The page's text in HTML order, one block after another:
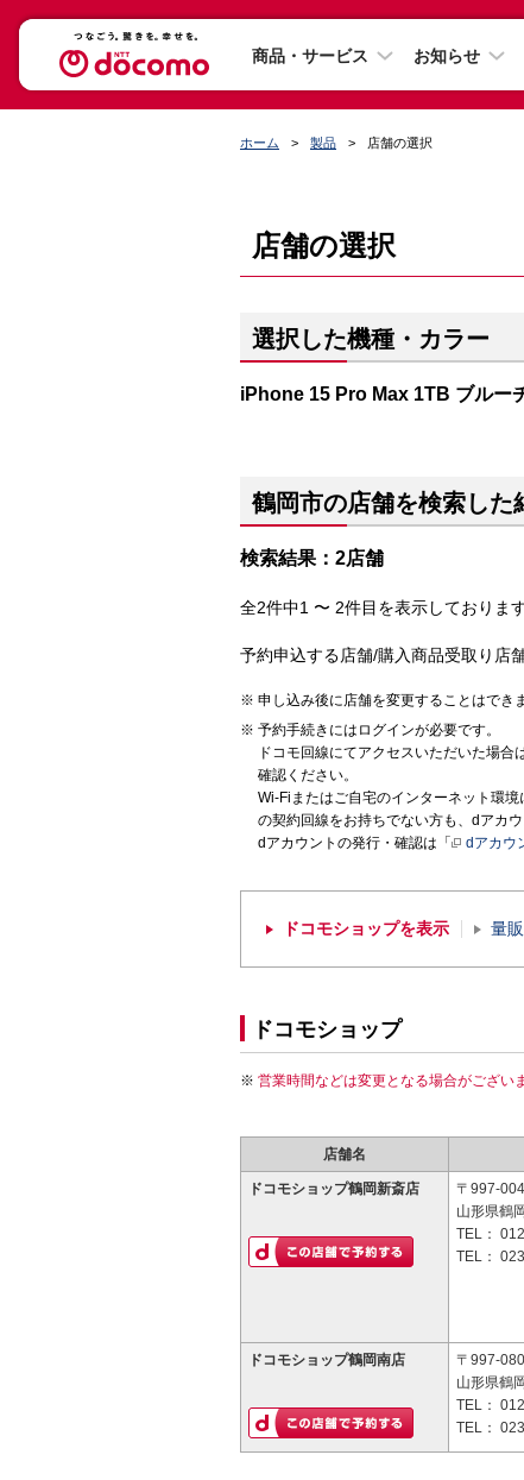
商品・サービス お知らせ
ホーム 製品 店舗の選択
店舗の選択
選択した機種・カラー
iPhone 15 Pro Max 1TB ブルー
鶴岡市の店舗を検索した
検索結果：2店舗
全2件中1 〜 2件目を表示しておりま
予約申込する店舗/購入商品受取り店
申し込み後に店舗を変更することはでき
予約手続きにはログインが必要です。
ドコモ回線にてアクセスいただいた場
確認ください。
Wi-Fiまたはご自宅のインターネット環
の契約回線をお持ちでない方も、dアカウ
dアカウントの発行・確認は「
dアカウ
ドコモショップを表示 量
ドコモショップ
営業時間などは変更となる場合がござい
店舗名
ドコモショップ鶴岡新斎店
〒997-
山形県鶴
TEL：
TEL：
ドコモショップ鶴岡南店
〒997-
山形県鶴
TEL：
TEL：